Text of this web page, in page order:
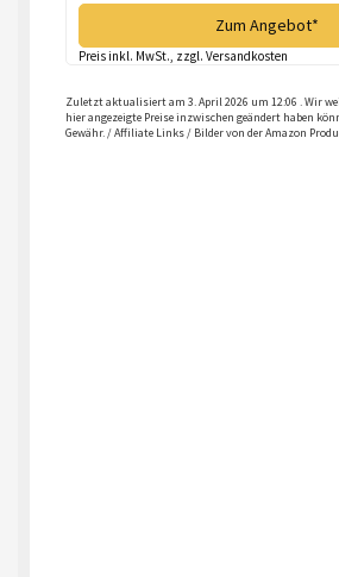
Zum Angebot*
Preis inkl. MwSt., zzgl. Versandkosten
Zuletzt aktualisiert am 3. April 2026 um 12:06 . Wir
hier angezeigte Preise inzwischen geändert haben
Gewähr. / Affiliate Links / Bilder von der Amazon